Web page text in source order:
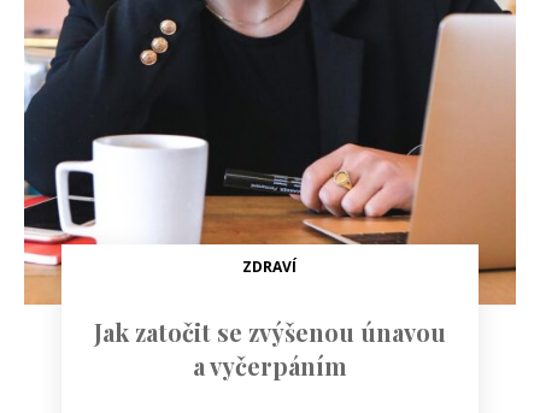
ZDRAVÍ
Jak zatočit se zvýšenou únavou
a vyčerpáním